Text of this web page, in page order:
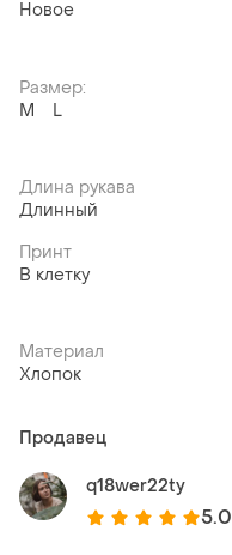
Новое
Размер:
M
L
Длина рукава
Длинный
Принт
В клетку
Материал
Хлопок
Продавец
q18wer22ty
5.0